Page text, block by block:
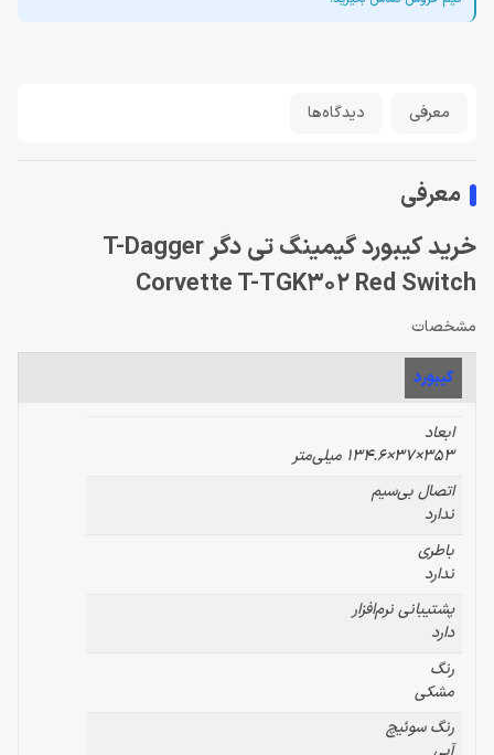
معرفی دیدگاه‌ها
معرفی
خرید کیبورد گیمینگ تی دگر T-Dagger
Corvette T-TGK302 Red Switch
مشخصات
کیبورد
ابعاد
353×37×134.6 میلی‌متر
اتصال بی‌سیم
ندارد
باطری
ندارد
پشتیبانی نرم‌افزار
دارد
رنگ
مشکی
رنگ سوئیچ